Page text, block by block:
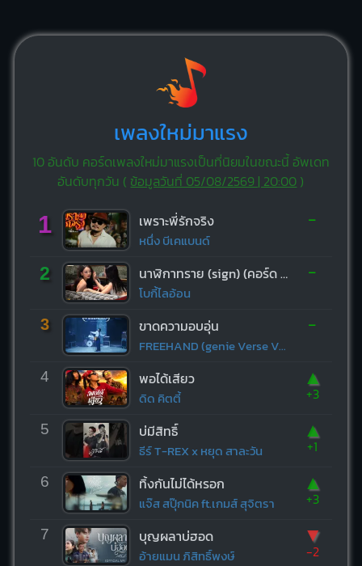
เพลงใหม่มาแรง
10 อันดับ คอร์ดเพลงใหม่มาแรงเป็นที่นิยมในขณะนี้ อัพเดท
อันดับทุกวัน ( ข้อมูลวันที่ 05/08/2569 | 20:00 )
1 เพราะพี่รักจริง
หนึ่ง บีเคแบนด์
-
2 นาฬิกาทราย (sign) (คอร์ด ง่ายๆ)
โบกี้ไลอ้อน
-
3 ขาดความอบอุ่น
FREEHAND (genie Verse Vol.1)
-
4 พอได้เสียว
ดิด คิตตี้
▲
+3
5 บ่มีสิทธิ์
ธีร์ T-REX x หยุด สาละวัน
▲
+1
6 ทิ้งกันไม่ได้หรอก
แจ๊ส สปุ๊กนิค ft.เกมส์ สุจิตรา
▲
+3
7 บุญผลาบ่ฮอด
อ้ายแมน ภิสิทธิ์พงษ์
▼
-2